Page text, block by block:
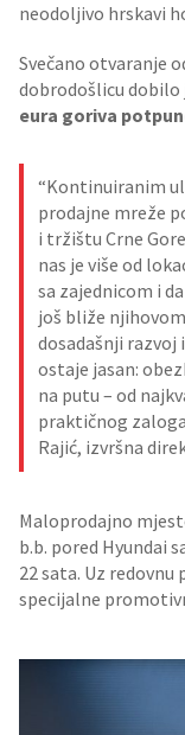
neodoljivo hrskavi
Svečano otvaranje
dobrodošlicu dobilo
eura goriva
“Kontinuiranim
prodajne mreže
i tržištu Crne
nas je više od
sa zajednicom i
još bliže
dosadašnji razvoj
ostaje jasan:
na putu – od
praktičnog
Rajić, izvršna
Maloprodajno
b.b. pored Hyundai
22 sata. Uz
specijalne